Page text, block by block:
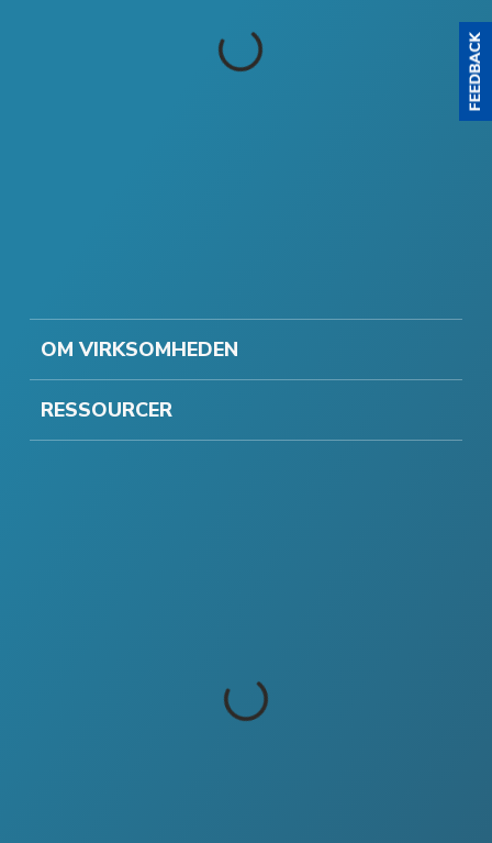
OM VIRKSOMHEDEN
RESSOURCER